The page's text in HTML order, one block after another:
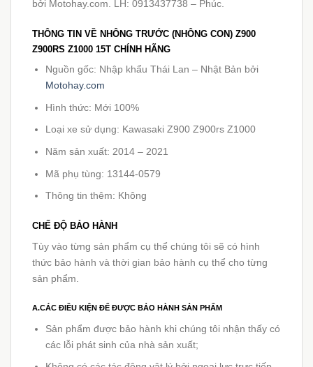
bởi Motohay.com. LH: 0913437738 – Phúc.
THÔNG TIN VỀ NHÔNG TRƯỚC (NHÔNG CON) Z900
Z900RS Z1000 15T CHÍNH HÃNG
Nguồn gốc: Nhập khẩu Thái Lan – Nhật Bản bởi
Motohay.com
Hình thức: Mới 100%
Loại xe sử dụng: Kawasaki Z900 Z900rs Z1000
Năm sản xuất: 2014 – 2021
Mã phụ tùng: 13144-0579
Thông tin thêm: Không
CHẾ ĐỘ BẢO HÀNH
Tùy vào từng sản phẩm cụ thể chúng tôi sẽ có hình
thức bảo hành và thời gian bảo hành cụ thể cho từng
sản phẩm.
A.CÁC ĐIỀU KIỆN ĐỂ ĐƯỢC BẢO HÀNH SẢN PHẨM
Sản phẩm được bảo hành khi chúng tôi nhận thấy có
các lỗi phát sinh của nhà sản xuất;